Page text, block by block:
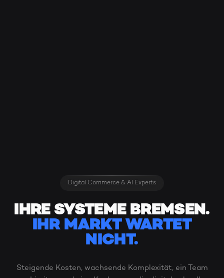
Digital Commerce & AI Experts
IHRE SYSTEME BREMSEN.
IHR MARKT WARTET
NICHT.
Steigende Kosten, wachsende Komplexität, ein Team